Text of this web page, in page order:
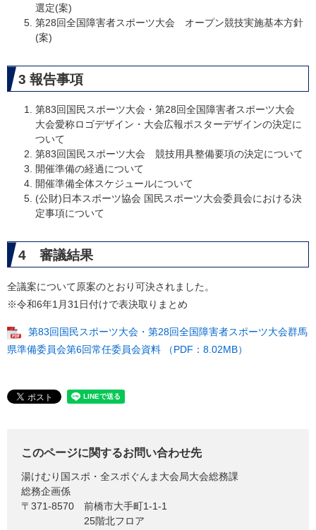
選定(案)
第28回全国障害者スポーツ大会 オープン競技実施基本方針
(案)
3 報告事項
第83回国民スポーツ大会・第28回全国障害者スポーツ大会
大会愛称ロゴデザイン・大会広報ポスターデザインの決定に
ついて
第83回国民スポーツ大会 競技用具整備要項の決定について
開催準備の経過について
開催準備全体スケジュールについて
(公財)日本スポーツ協会 国民スポーツ大会委員会における決
定事項について
4 審議結果
全議案について原案のとおり可決されました。
※令和6年1月31日付けで表決取りまとめ
第83回国民スポーツ大会・第28回全国障害者スポーツ大会群馬
県準備委員会第6回常任委員会資料 （PDF：8.02MB）
このページに関するお問い合わせ先
湯けむり国スポ・全スポぐんま大会局大会総務課
総務企画係
〒371-8570
前橋市大手町1-1-1
25階北フロア